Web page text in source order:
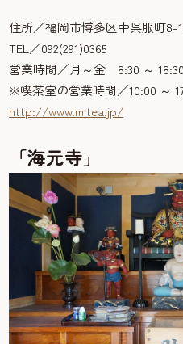
住所／福岡市博多区中呉服町8-1
TEL／092(291)0365
営業時間／月～金 8:30 ～
※喫茶室の営業時間／10:00 ～
http://www.mitea.jp/
「海元寺」